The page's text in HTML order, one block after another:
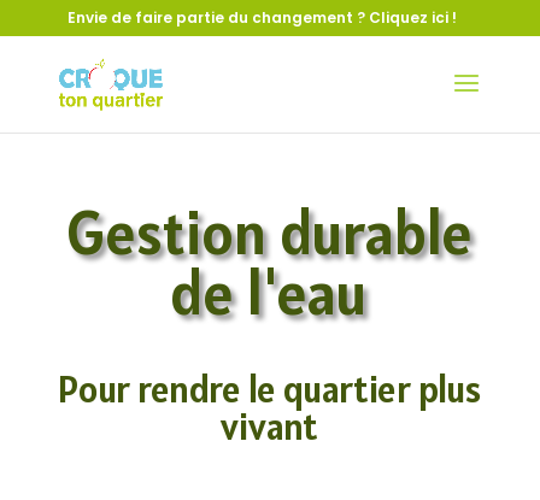
Envie de faire partie du changement ? Cliquez ici !
Gestion durable
de l'eau
Pour rendre le quartier plus
vivant